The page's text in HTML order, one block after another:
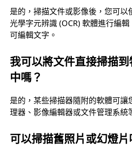
是的，掃描文件或影像後，您可以
光學字元辨識 (OCR) 軟體進行編
可編輯文字。
我可以將文件直接掃描
中嗎？
是的，某些掃描器隨附的軟體可讓
理器、影像編輯器或文件管理系統
可以掃描舊照片或幻燈片